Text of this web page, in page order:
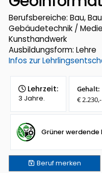
Berufsbereiche: Bau,
Gebäudetechnik /
Kunsthandwerk
Ausbildungsform: Lehre
Infos zur
Lehrzeit:
3 Jahre.
Gehalt:
€
Grüner werdende
Berufmerken